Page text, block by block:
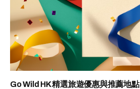
Go Wild HK 精選旅遊優惠與推薦地點